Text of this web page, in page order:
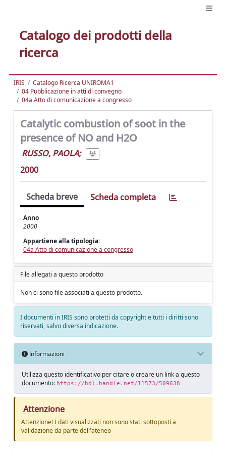
Catalogo dei prodotti della
ricerca
IRIS
Catalogo Ricerca UNIROMA1
04 Pubblicazione in atti di convegno
04a Atto di comunicazione a congresso
Catalytic combustion of soot in the
presence of NO and H2O
RUSSO, PAOLA;
2000
Scheda breve Scheda completa
Anno
2000
Appartiene alla tipologia:
04a Atto di comunicazione a congresso
File allegati a questo prodotto
Non ci sono file associati a questo prodotto.
I documenti in IRIS sono protetti da copyright e tutti i diritti sono
riservati, salvo diversa indicazione.
Informazioni
Utilizza questo identificativo per citare o creare un link a questo
documento: https://hdl.handle.net/11573/509638
Attenzione
Attenzione! I dati visualizzati non sono stati sottoposti a
validazione da parte dell'ateneo